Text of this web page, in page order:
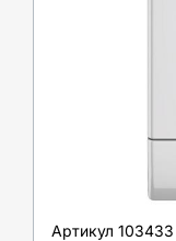
Артикул 103433